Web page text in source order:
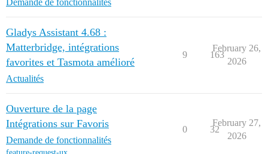
Gladys Assistant 4.68 :
Matterbridge, intégrations
favorites et Tasmota amélioré
Actualités
9 163
February 26,
2026
Ouverture de la page
Intégrations sur Favoris
Demande de fonctionnalités
0 32
February 27,
2026